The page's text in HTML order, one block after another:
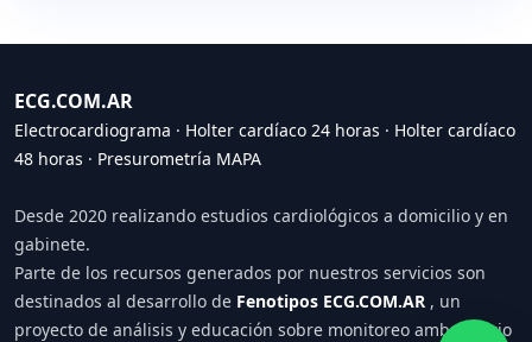
ECG.COM.AR
Electrocardiograma · Holter cardíaco 24 horas · Holter cardíaco
48 horas · Presurometría MAPA
Desde 2020 realizando estudios cardiológicos a domicilio y en
gabinete.
Parte de los recursos generados por nuestros servicios son
destinados al desarrollo de Fenotipos ECG.COM.AR , un
proyecto de análisis y educación sobre monitoreo ambulatorio